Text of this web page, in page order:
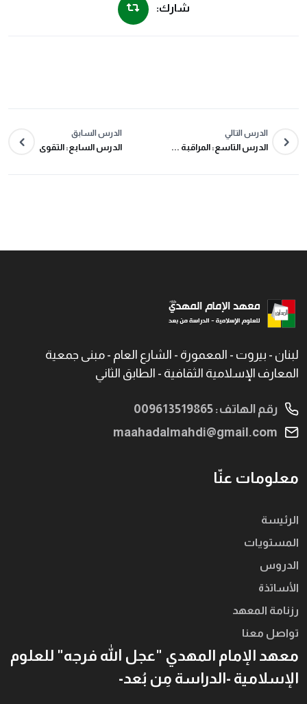
شارك:
الدرس التالي
الدرس التاسع: المراقبة ...
الدرس السابق
الدرس السابع: التقوى
لبنان - بيروت - المعمورة - الشارع العام - مبنى جمعية
المعارف الإسلامية الثقافية - الطابق الثاني
رقم الهاتف: 009613519865
maahadalmahdi@gmail.com
معلومات عنّا
الرئيسة
المستويات
الدروس
الأساتذة
رزنامة المعهد
تواصل معنا
معهد الإمام المهدي "عجل الله فرجه" للعلوم
الإسلامية -الدراسة مِن بُعد-